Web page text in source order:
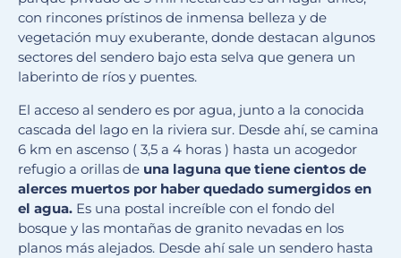
con rincones prístinos de inmensa belleza y de
vegetación muy exuberante, donde destacan algunos
sectores del sendero bajo esta selva que genera un
laberinto de ríos y puentes.
El acceso al sendero es por agua, junto a la conocida
cascada del lago en la riviera sur. Desde ahí, se camina
6 km en ascenso ( 3,5 a 4 horas ) hasta un acogedor
refugio a orillas de una laguna que tiene cientos de
alerces muertos por haber quedado sumergidos en
el agua. Es una postal increíble con el fondo del
bosque y las montañas de granito nevadas en los
planos más alejados. Desde ahí sale un sendero hasta